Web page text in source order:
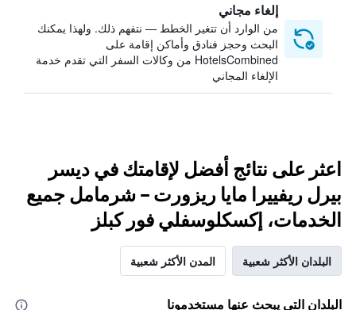
إلغاء مجاني
من الوارد أن تتغير الخطط — نتفهم ذلك. ولهذا يمكنك
البحث وحجز فنادق وأماكن إقامة على
HotelsCombined من وكالات السفر التي تقدم خدمة
الإلغاء المجاني
اعثر على نتائج أفضل لإقامتك في ديسر
بيرل ريفييرا مايا ريزورت – شرمامل جميع
الخدمات، إكسكلوسفلي فور كبلز
البلدان الأكثر شعبية المدن الأكثر شعبية
البلدان التي يبحث عنها مستخدمونا